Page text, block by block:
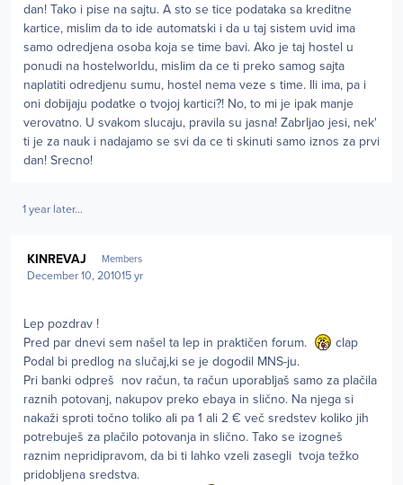
dan! Tako i pise na sajtu. A sto se tice podataka sa kreditne
kartice, mislim da to ide automatski i da u taj sistem uvid ima
samo odredjena osoba koja se time bavi. Ako je taj hostel u
ponudi na hostelworldu, mislim da ce ti preko samog sajta
naplatiti odredjenu sumu, hostel nema veze s time. Ili ima, pa i
oni dobijaju podatke o tvojoj kartici?! No, to mi je ipak manje
verovatno. U svakom slucaju, pravila su jasna! Zabrljao jesi, nek'
ti je za nauk i nadajamo se svi da ce ti skinuti samo iznos za prvi
dan! Srecno!
1 year later...
KINREVAJ Members
December 10, 201015 yr
Lep pozdrav !
Pred par dnevi sem našel ta lep in praktičen forum.
clap
Podal bi predlog na slučaj,ki se je dogodil MNS-ju.
Pri banki odpreš nov račun, ta račun uporabljaš samo za plačila
raznih potovanj, nakupov preko ebaya in slično. Na njega si
nakaži sproti točno toliko ali pa 1 ali 2 € več sredstev koliko jih
potrebuješ za plačilo potovanja in slično. Tako se izogneš
raznim nepridipravom, da bi ti lahko vzeli zasegli tvoja težko
pridobljena sredstva.